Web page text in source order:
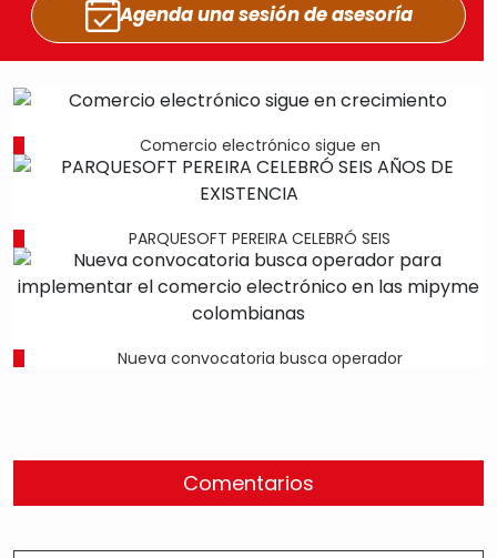
Agenda una sesiónde asesoría
Comercio electrónico sigue en
PARQUESOFT PEREIRA CELEBRÓ SEIS
Nueva convocatoria busca operador
Comentarios